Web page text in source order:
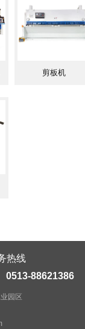
动平稳可靠
为标准二轴
牌液压集成
耐德或西门
装PARKER
导轨及滚
更高；
、RT200
剪板机
热线
88621386
园区